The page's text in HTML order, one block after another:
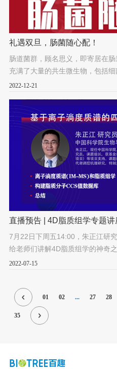
礼遇双旦，肠菌随心配！
肠道菌群，顾名思义，即寄居在
充满了大量的共生微生物，包括
生物群。最初的来源多来自机体外
枢神经系统和胃肠道系统的成熟
肠道菌群也参与到代谢途径，通
稳态，如：分泌神经递质、短酸
酸、胆汁酸等物质的代谢。
2022-12-21
直播预告 | 4D脂质组学专题讲
7月22日下周五14:00，朱正江研
给老师们讲解4D脂质组学的神奇
什么样的突破呢？扫描下方图中二
2022-07-15
01 02 ... 27 28
35